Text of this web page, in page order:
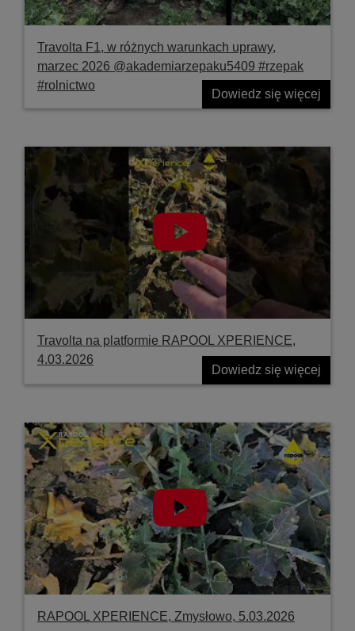
Travolta F1, w różnych warunkach uprawy,
marzec 2026 @akademiarzepaku5409 #rzepak
#rolnictwo
Dowiedz się więcej
Travolta na platformie RAPOOL XPERIENCE,
4.03.2026
Dowiedz się więcej
RAPOOL XPERIENCE, Zmysłowo, 5.03.2026